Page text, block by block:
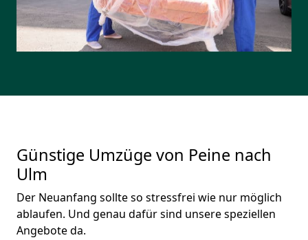
Günstige Umzüge von Peine nach
Ulm
Der Neuanfang sollte so stressfrei wie nur möglich
ablaufen. Und genau dafür sind unsere speziellen
Angebote da.